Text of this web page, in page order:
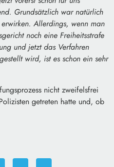
Grundsätzlich war natürlich
Allerdings, wenn man
noch eine Freiheitsstrafe
und jetzt das Verfahren
wird, ist es schon ein sehr
nicht zweifelsfrei
getreten hatte und, ob